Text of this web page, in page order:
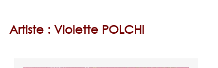
Artiste : Violette POLCHI